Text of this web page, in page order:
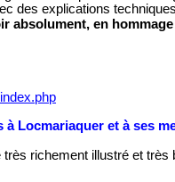
des explications
absolument, en
Locmariaquer et à ses
très richement illustré et